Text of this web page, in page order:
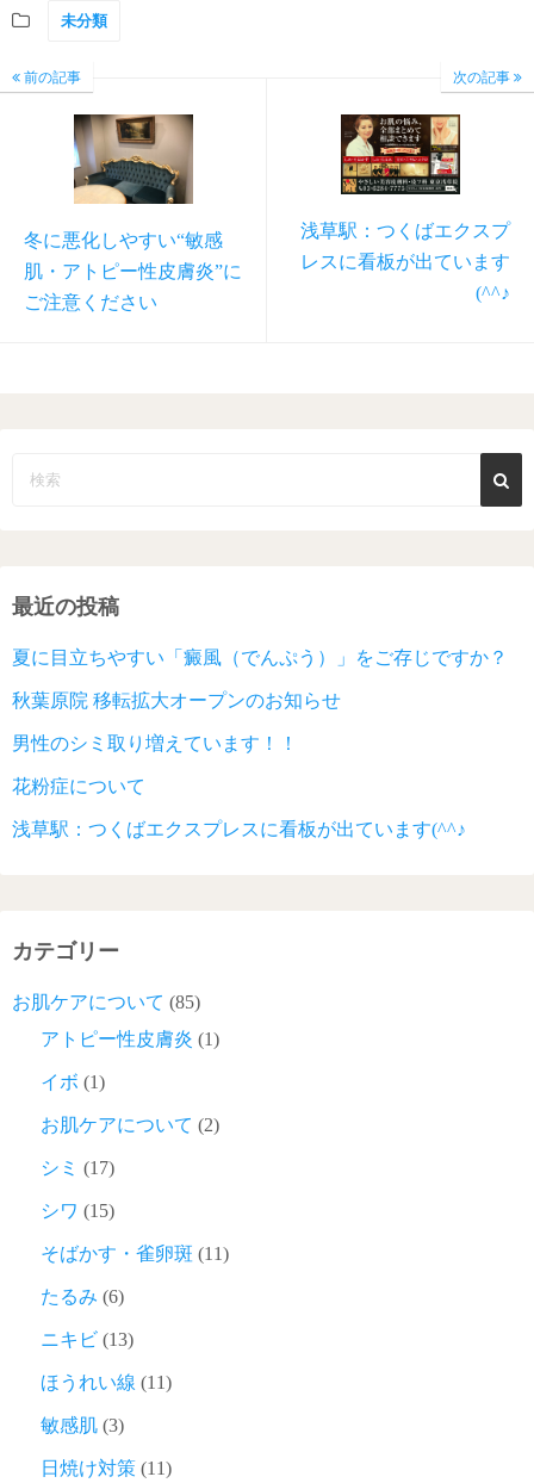
未分類
前の記事
冬に悪化しやすい“敏感
肌・アトピー性皮膚炎”に
ご注意ください
次の記事
浅草駅：つくばエクスプ
レスに看板が出ています
(^^♪
最近の投稿
夏に目立ちやすい「癜風（でんぷう）」をご存じですか？
秋葉原院 移転拡大オープンのお知らせ
男性のシミ取り増えています！！
花粉症について
浅草駅：つくばエクスプレスに看板が出ています(^^♪
カテゴリー
お肌ケアについて (85)
アトピー性皮膚炎 (1)
イボ (1)
お肌ケアについて (2)
シミ (17)
シワ (15)
そばかす・雀卵斑 (11)
たるみ (6)
ニキビ (13)
ほうれい線 (11)
敏感肌 (3)
日焼け対策 (11)